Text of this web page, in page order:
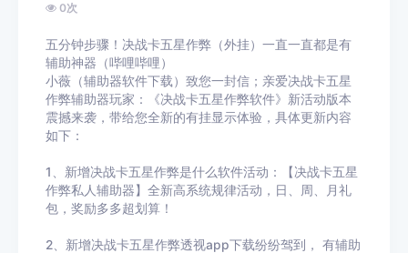
0次
五分钟步骤！决战卡五星作弊（外挂）一直一直都是有
辅助神器（哔哩哔哩）
小薇（辅助器软件下载）致您一封信；亲爱决战卡五星
作弊辅助器玩家：《决战卡五星作弊软件》新活动版本
震撼来袭，带给您全新的有挂显示体验，具体更新内容
如下：
1、新增决战卡五星作弊是什么软件活动：【决战卡五星
作弊私人辅助器】全新高系统规律活动，日、周、月礼
包，奖励多多超划算！
2、新增决战卡五星作弊透视app下载纷纷驾到， 有辅助